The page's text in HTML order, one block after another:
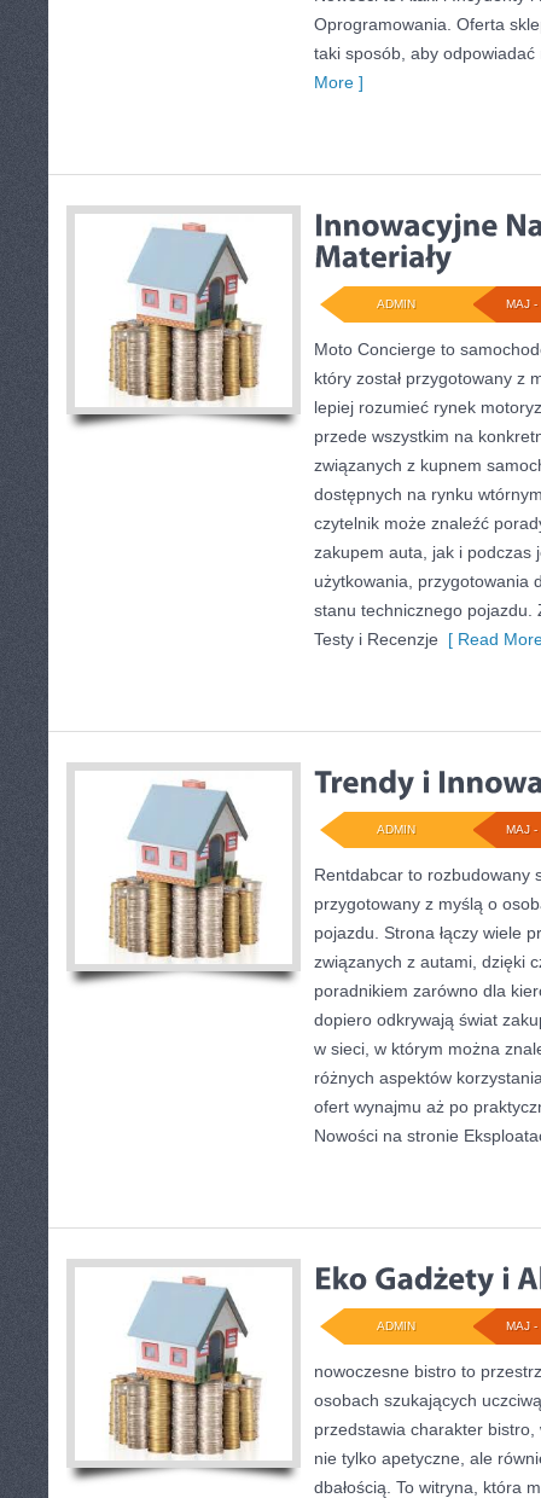
Oprogramowania. Oferta
taki sposób, aby
More ]
MAJ -
ADMIN
Moto Concierge to
który został przygotowany z
lepiej rozumieć rynek
przede wszystkim na
związanych z kupnem
dostępnych na rynku
czytelnik może znaleźć
zakupem auta, jak i podczas
użytkowania, przygotowania
stanu technicznego pojazdu.
Testy i Recenzje [ Read
MAJ -
ADMIN
Rentdabcar to rozbudowany
przygotowany z myślą o
pojazdu. Strona łączy wiele
związanych z autami, dzięki
poradnikiem zarówno dla
dopiero odkrywają świat
w sieci, w którym można
różnych aspektów
ofert wynajmu aż po
Nowości na stronie
MAJ -
ADMIN
nowoczesne bistro to
osobach szukających
przedstawia charakter bistro,
nie tylko apetyczne, ale
dbałością. To witryna, która